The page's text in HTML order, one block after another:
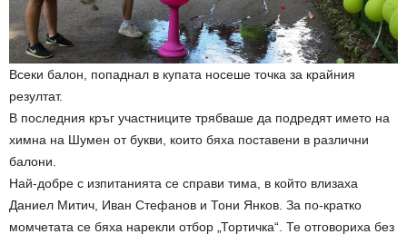
Всеки балон, попаднал в купата носеше точка за крайния
резултат.
В последния кръг участниците трябваше да подредят името на
химна на Шумен от букви, които бяха поставени в различни
балони.
Най-добре с изпитанията се справи тима, в който влизаха
Даниел Митич, Иван Стефанов и Тони Янков. За по-кратко
момчетата се бяха нарекли отбор „Тортичка“. Те отговориха без